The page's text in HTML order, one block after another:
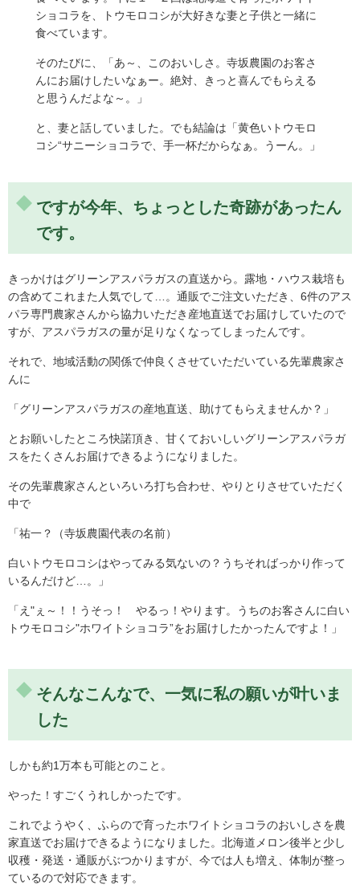
ショコラを、トウモロコシが大好きな妻と子供と一緒に
食べています。
そのたびに、「あ～、このおいしさ。寺坂農園のお客さ
んにお届けしたいなぁー。絶対、きっと喜んでもらえる
と思うんだよな～。」
と、妻と話していました。でも結論は「黄色いトウモロ
コシ“サニーショコラで、手一杯だからなぁ。うーん。」
ですが今年、ちょっとした奇跡があったん
です。
きっかけはグリーンアスパラガスの直送から。露地・ハウス栽培も
の含めてこれまた人気でして…。通販でご注文いただき、6件のアス
パラ専門農家さんから協力いただき産地直送でお届けしていたので
すが、アスパラガスの量が足りなくなってしまったんです。
それで、地域活動の関係で仲良くさせていただいている先輩農家さ
んに
「グリーンアスパラガスの産地直送、助けてもらえませんか？」
とお願いしたところ快諾頂き、甘くておいしいグリーンアスパラガ
スをたくさんお届けできるようになりました。
その先輩農家さんといろいろ打ち合わせ、やりとりさせていただく
中で
「祐一？（寺坂農園代表の名前）
白いトウモロコシはやってみる気ないの？うちそればっかり作って
いるんだけど…。」
「え"ぇ～！！うそっ！ やるっ！やります。うちのお客さんに白い
トウモロコシ"ホワイトショコラ”をお届けしたかったんですよ！」
そんなこんなで、一気に私の願いが叶いま
した
しかも約1万本も可能とのこと。
やった！すごくうれしかったです。
これでようやく、ふらので育ったホワイトショコラのおいしさを農
家直送でお届けできるようになりました。北海道メロン後半と少し
収穫・発送・通販がぶつかりますが、今では人も増え、体制が整っ
ているので対応できます。